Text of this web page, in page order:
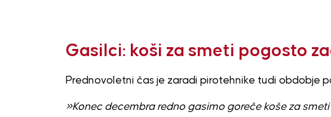
Gasilci: koši za smeti pogosto
Prednovoletni čas je zaradi pirotehnike tudi obdobje
»Konec decembra redno gasimo goreče koše za